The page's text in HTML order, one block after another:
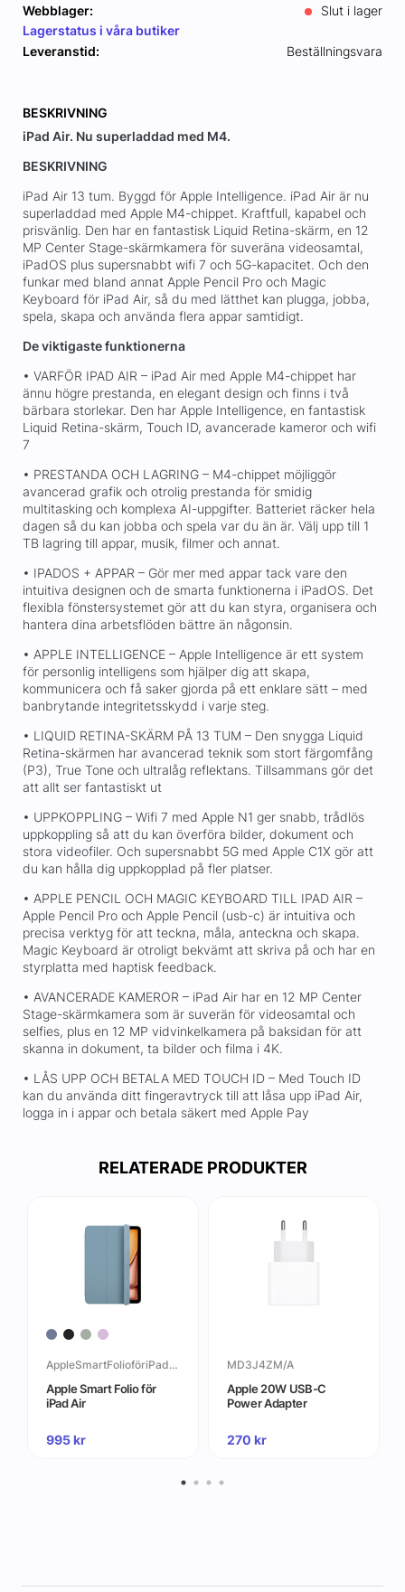
Webblager:
Slut i lager
Lagerstatus i våra butiker
Leveranstid:
Beställningsvara
BESKRIVNING
iPad Air. Nu superladdad med M4.
BESKRIVNING
iPad Air 13 tum. Byggd för Apple Intelligence. iPad Air är nu
superladdad med Apple M4-chippet. Kraftfull, kapabel och
prisvänlig. Den har en fantastisk Liquid Retina-skärm, en 12
MP Center Stage-skärmkamera för suveräna videosamtal,
iPadOS plus supersnabbt wifi 7 och 5G-kapacitet. Och den
funkar med bland annat Apple Pencil Pro och Magic
Keyboard för iPad Air, så du med lätthet kan plugga, jobba,
spela, skapa och använda flera appar samtidigt.
De viktigaste funktionerna
• VARFÖR IPAD AIR – iPad Air med Apple M4-chippet har
ännu högre prestanda, en elegant design och finns i två
bärbara storlekar. Den har Apple Intelligence, en fantastisk
Liquid Retina-skärm, Touch ID, avancerade kameror och wifi
7
• PRESTANDA OCH LAGRING – M4-chippet möjliggör
avancerad grafik och otrolig prestanda för smidig
multitasking och komplexa AI-uppgifter. Batteriet räcker hela
dagen så du kan jobba och spela var du än är. Välj upp till 1
TB lagring till appar, musik, filmer och annat.
• IPADOS + APPAR – Gör mer med appar tack vare den
intuitiva designen och de smarta funktionerna i iPadOS. Det
flexibla fönstersystemet gör att du kan styra, organisera och
hantera dina arbetsflöden bättre än någonsin.
• APPLE INTELLIGENCE – Apple Intelligence är ett system
för personlig intelligens som hjälper dig att skapa,
kommunicera och få saker gjorda på ett enklare sätt – med
banbrytande integritetsskydd i varje steg.
• LIQUID RETINA-SKÄRM PÅ 13 TUM – Den snygga Liquid
Retina-skärmen har avancerad teknik som stort färgomfång
(P3), True Tone och ultralåg reflektans. Tillsammans gör det
att allt ser fantastiskt ut
• UPPKOPPLING – Wifi 7 med Apple N1 ger snabb, trådlös
uppkoppling så att du kan överföra bilder, dokument och
stora videofiler. Och supersnabbt 5G med Apple C1X gör att
du kan hålla dig uppkopplad på fler platser.
• APPLE PENCIL OCH MAGIC KEYBOARD TILL IPAD AIR –
Apple Pencil Pro och Apple Pencil (usb-c) är intuitiva och
precisa verktyg för att teckna, måla, anteckna och skapa.
Magic Keyboard är otroligt bekvämt att skriva på och har en
styrplatta med haptisk feedback.
• AVANCERADE KAMEROR – iPad Air har en 12 MP Center
Stage-skärmkamera som är suverän för videosamtal och
selfies, plus en 12 MP vidvinkelkamera på baksidan för att
skanna in dokument, ta bilder och filma i 4K.
• LÅS UPP OCH BETALA MED TOUCH ID – Med Touch ID
kan du använda ditt fingeravtryck till att låsa upp iPad Air,
logga in i appar och betala säkert med Apple Pay
RELATERADE PRODUKTER
AppleSmartFolioföriPadAir
Apple Smart Folio för
iPad Air
995kr
MD3J4ZM/A
Apple 20W USB-C
Power Adapter
270 kr